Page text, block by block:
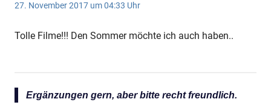
27. November 2017 um 04:33 Uhr
Tolle Filme!!! Den Sommer möchte ich auch haben..
Ergänzungen gern, aber bitte recht freundlich.